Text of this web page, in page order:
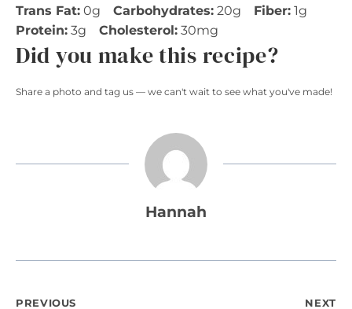
Trans Fat: 0g Carbohydrates: 20g Fiber: 1g
Protein: 3g Cholesterol: 30mg
Did you make this recipe?
Share a photo and tag us — we can't wait to see what you've made!
Hannah
PREVIOUS NEXT